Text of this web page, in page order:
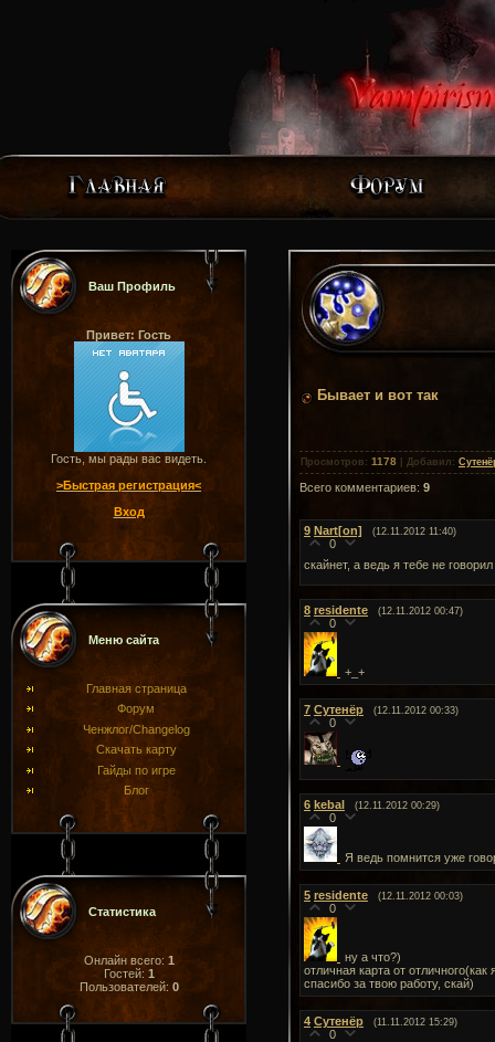
Ваш Профиль
Привет: Гость
Гость, мы рады вас видеть.
>Быстрая регистрация<
Вход
Меню сайта
Главная страница
Форум
Ченжлог/Changelog
Скачать карту
Гайды по игре
Блог
Статистика
Онлайн всего: 1
Гостей: 1
Пользователей: 0
Бывает и вот так
Просмотров : 1178 Добавил :
Всего комментариев: 9
9 Nart[on] (12.11.2012 11:40)
0
скайнет, а ведь я тебе не
8 residente (12.11.2012 00:47)
0
+_+
7 Сутенёр (12.11.2012 00:33)
0
6 kebal (12.11.2012 00:29)
0
Я ведь помнится уже
5 residente (12.11.2012 00:03)
0
ну а что?)
отличная карта от
спасибо за твою работу, скай)
4 Сутенёр (11.11.2012 15:29)
0